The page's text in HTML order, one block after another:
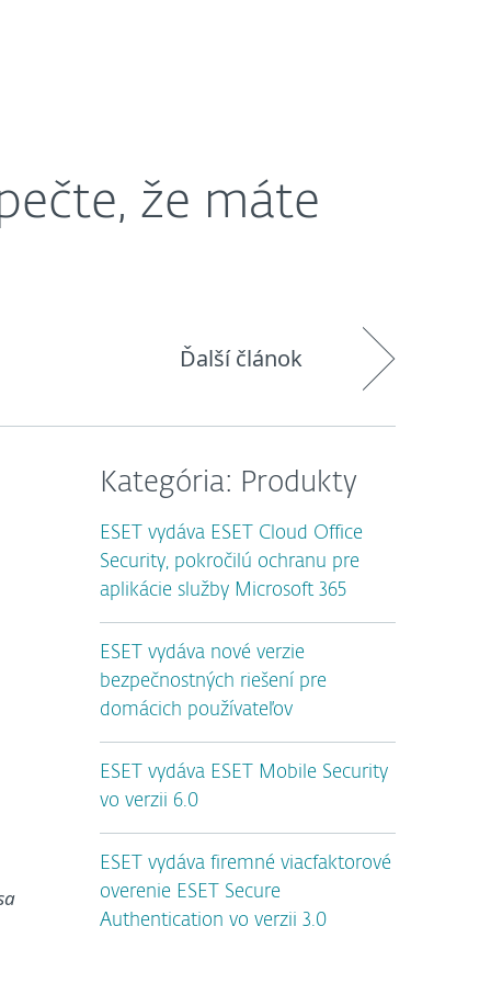
že máte
Ďalší článok
Kategória: Produkty
ESET vydáva ESET Cloud Office
Security, pokročilú ochranu pre
aplikácie služby Microsoft 365
ESET vydáva nové verzie
bezpečnostných riešení pre
domácich používateľov
ESET vydáva ESET Mobile Security
vo verzii 6.0
ESET vydáva firemné viacfaktorové
overenie ESET Secure
Authentication vo verzii 3.0